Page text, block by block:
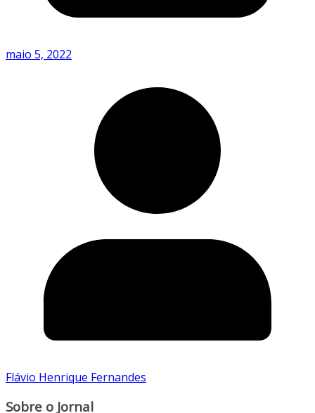
maio 5, 2022
Flávio Henrique Fernandes
Sobre o Jornal